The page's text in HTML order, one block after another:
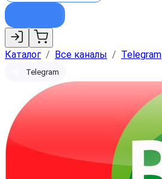
Каталог / Все каналы / Telegram
Telegram